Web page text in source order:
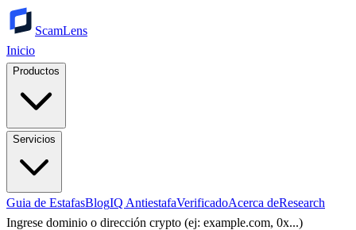
ScamLens
Inicio
Productos
Servicios
Guia de EstafasBlogIQ AntiestafaVerificadoAcerca deResearch
Ingrese dominio o dirección crypto (ej: example.com, 0x...)